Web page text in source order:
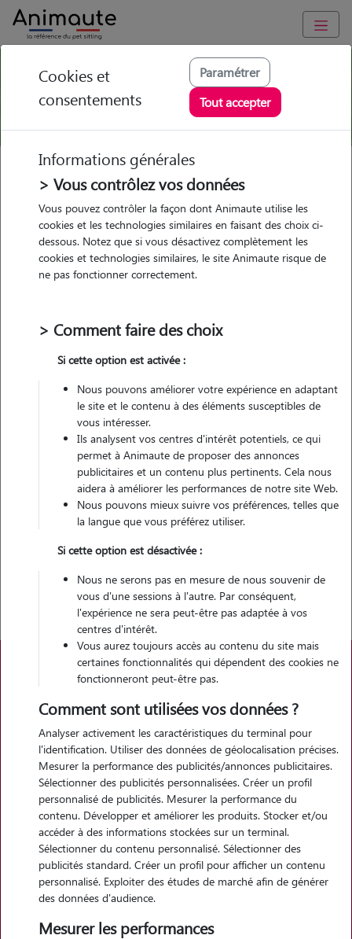
Chiot Bouledogue Français
Groupe 9
Chiot Bouledogue Français
Chiot Bouledogue Français : Comment
bien s’en occuper ?
éduquer. En effet, malgré sa jalousie et sa possessivité qu’il faudra
Il reste cependant important de le sociabiliser dès son plus jeune âge,
afin de l’habituer aux autres chiens, mais aussi à d’autres animaux.
Les séances d’éducation devront être adaptées à ses capacités, bien
qu’il soit très intelligent, il est sensible aux températures extrêmes, en
raison de son absence de sous poils.
SI vous envisagez d’adopter un Bouledogue Français chiot, il est
important de bien connaître cette race pour faire le bon choix :
Quel est le caractère d’un chiot Bouledogue Français ?
Comment éduquer un jeune Bouledogue Français ?
Quels sont les besoins en activités physiques du Bouledogue
Français ?
Évolution du chiot Bouledogue Français
6 mois
Poids : 6 kg
Cookies et
consentements
Paramétrer
Tout accepter
Informations générales
> Vous contrôlez vos données
Vous pouvez contrôler la façon dont Animaute utilise les
cookies et les technologies similaires en faisant des choix ci-
dessous. Notez que si vous désactivez complètement les
cookies et technologies similaires, le site Animaute risque de
ne pas fonctionner correctement.
> Comment faire des choix
Si cette option est activée :
Nous pouvons améliorer votre expérience en adaptant
le site et le contenu à des éléments susceptibles de
vous intéresser.
Ils analysent vos centres d'intérêt potentiels, ce qui
permet à Animaute de proposer des annonces
publicitaires et un contenu plus pertinents. Cela nous
aidera à améliorer les performances de notre site Web.
Nous pouvons mieux suivre vos préférences, telles que
la langue que vous préférez utiliser.
Si cette option est désactivée :
Nous ne serons pas en mesure de nous souvenir de
vous d'une sessions à l'autre. Par conséquent,
l'expérience ne sera peut-être pas adaptée à vos
centres d'intérêt.
Vous aurez toujours accès au contenu du site mais
certaines fonctionnalités qui dépendent des cookies ne
fonctionneront peut-être pas.
Comment sont utilisées vos données ?
Analyser activement les caractéristiques du terminal pour
l'identification. Utiliser des données de géolocalisation précises.
Mesurer la performance des publicités/annonces publicitaires.
Sélectionner des publicités personnalisées. Créer un profil
personnalisé de publicités. Mesurer la performance du
contenu. Développer et améliorer les produits. Stocker et/ou
accéder à des informations stockées sur un terminal.
Sélectionner du contenu personnalisé. Sélectionner des
publicités standard. Créer un profil pour afficher un contenu
personnalisé. Exploiter des études de marché afin de générer
des données d'audience.
Mesurer les performances